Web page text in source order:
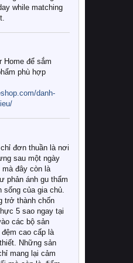
while matching
Home để sắm
phù hợp
danh-
đơn thuần là nơi
sau một ngày
mà đây còn là
phản ánh gu thẩm
sống của gia chủ.
trở thành chốn
5 sao ngay tại
các bộ sản
cao cấp là
Những sản
mang lại cảm